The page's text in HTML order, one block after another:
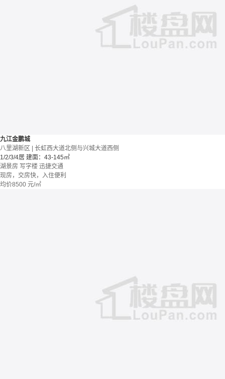
九江金鹏城
八里湖新区 | 长虹西大道北侧与兴城大道西侧
1/2/3/4居 建面：43-145㎡
湖景房 写字楼 迅捷交通
现房，交房快，入住便利
均价8500 元/㎡